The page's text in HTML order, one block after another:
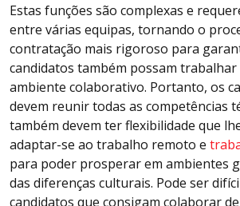
Estas funções são complexas e
entre várias equipas, tornando o
contratação mais rigoroso para
candidatos também possam trabalhar
ambiente colaborativo. Portanto, os
devem reunir todas as competências
também devem ter flexibilidade que
adaptar-se ao trabalho remoto e
para poder prosperar em ambientes
das diferenças culturais. Pode ser
candidatos que consigam colaborar